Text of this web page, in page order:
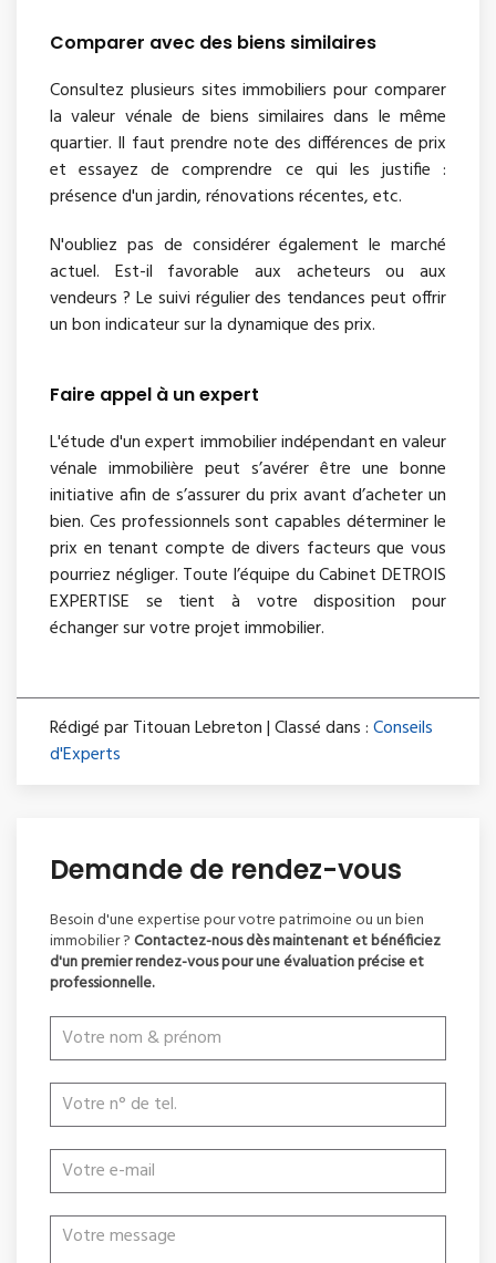
Comparer avec des biens similaires
Consultez plusieurs sites immobiliers pour comparer
la valeur vénale de biens similaires dans le même
quartier. Il faut prendre note des différences de prix
et essayez de comprendre ce qui les justifie :
présence d'un jardin, rénovations récentes, etc.
N'oubliez pas de considérer également le marché
actuel. Est-il favorable aux acheteurs ou aux
vendeurs ? Le suivi régulier des tendances peut offrir
un bon indicateur sur la dynamique des prix.
Faire appel à un expert
L'étude d'un expert immobilier indépendant en valeur
vénale immobilière peut s’avérer être une bonne
initiative afin de s’assurer du prix avant d’acheter un
bien. Ces professionnels sont capables déterminer le
prix en tenant compte de divers facteurs que vous
pourriez négliger. Toute l’équipe du Cabinet DETROIS
EXPERTISE se tient à votre disposition pour
échanger sur votre projet immobilier.
Rédigé par Titouan Lebreton | Classé dans :Conseils
d'Experts
Demande de rendez-vous
Besoin d'une expertise pour votre patrimoine ou un bien
immobilier ?Contactez-nous dès maintenant et bénéficiez
d'un premier rendez-vous pour une évaluation précise et
professionnelle.